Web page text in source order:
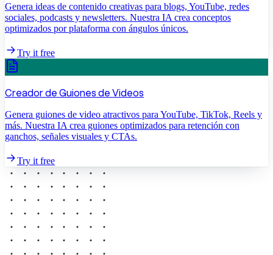
Genera ideas de contenido creativas para blogs, YouTube, redes
sociales, podcasts y newsletters. Nuestra IA crea conceptos
optimizados por plataforma con ángulos únicos.
Try it free
Creador de Guiones de Videos
Genera guiones de video atractivos para YouTube, TikTok, Reels y
más. Nuestra IA crea guiones optimizados para retención con
ganchos, señales visuales y CTAs.
Try it free